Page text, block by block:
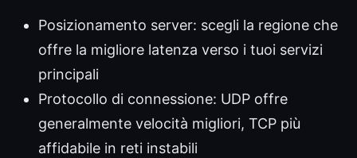
Posizionamento server: scegli la regione che
offre la migliore latenza verso i tuoi servizi
principali
Protocollo di connessione: UDP offre
generalmente velocità migliori, TCP più
affidabile in reti instabili